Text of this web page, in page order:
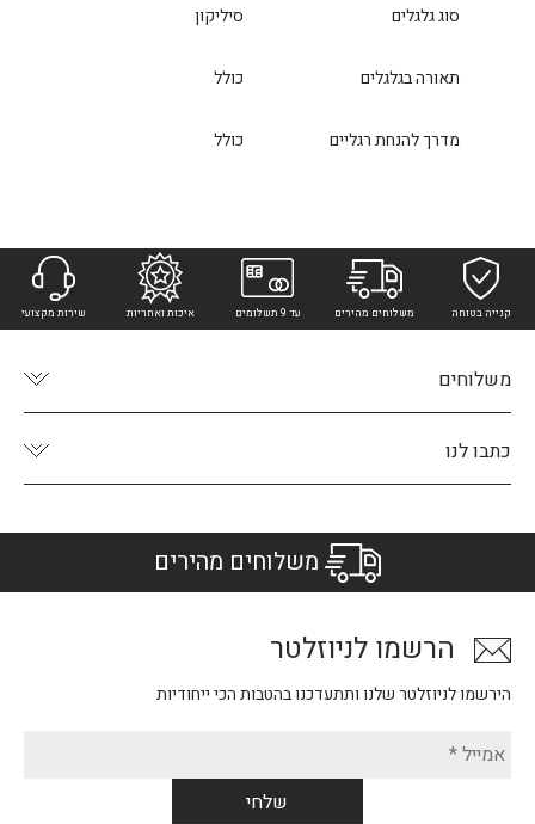
סוג גלגלים סיליקון
תאורה בגלגלים כולל
מדרך להנחת רגליים כולל
קנייה בטוחה משלוחים מהירים עד 9 תשלומים איכות ואחריות שירות מקצועי
משלוחים
כתבו לנו
משלוחים מהירים
הרשמו לניוזלטר
הירשמו לניוזלטר שלנו ותתעדכנו בהטבות הכי ייחודיות